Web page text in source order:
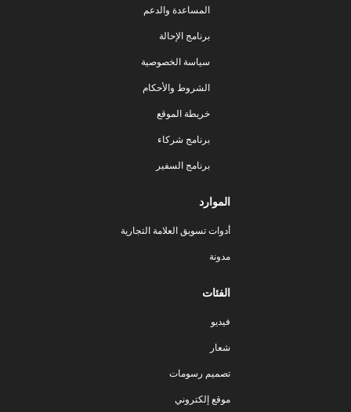
المساعدة والدعم
برنامج الإحالة
سياسة الخصوصية
الشروط والأحكام
خريطة الموقع
برنامج شركاء
برنامج السفير
الموارد
أدوات تسويق العلامة التجارية
مدونة
الفئات
فيديو
شعار
تصميم رسومات
موقع إلكتروني